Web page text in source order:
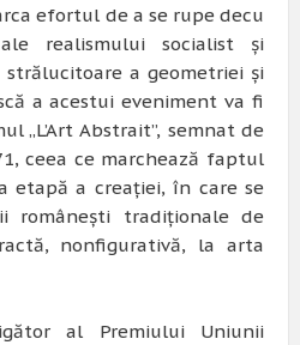
efortul de a se rupe decu
realismului socialist şi
strălucitoare a geometriei şi
a acestui eveniment va fi
„L’Art Abstrait”, semnat de
ceea ce marchează faptul
etapă a creaţiei, în care se
româneşti tradiţionale de
nonfigurativă, la arta
al Premiului Uniunii